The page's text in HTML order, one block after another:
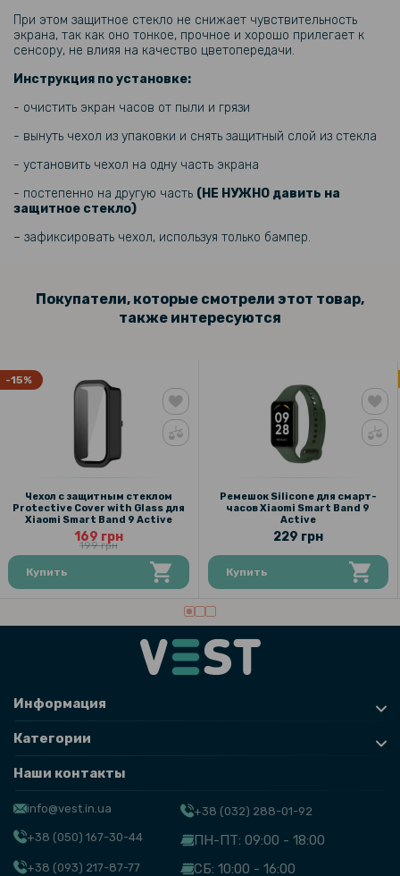
При этом защитное стекло не снижает чувствительность
экрана, так как оно тонкое, прочное и хорошо прилегает к
сенсору, не влияя на качество цветопередачи.
Инструкция по установке:
- очистить экран часов от пыли и грязи
- вынуть чехол из упаковки и снять защитный слой из стекла
- установить чехол на одну часть экрана
- постепенно на другую часть (НЕ НУЖНО давить на
защитное стекло)
– зафиксировать чехол, используя только бампер.
Покупатели, которые смотрели этот товар,
также интересуются
-15%
Чехол с защитным стеклом
Protective Cover with Glass для
Xiaomi Smart Band 9 Active
169 грн
199 грн
Купить
Ремешок Silicone для смарт-
часов Xiaomi Smart Band 9
Active
229 грн
Купить
Информация
Категории
Наши контакты
info@vest.in.ua
+38 (050) 167-30-44
+38 (093) 217-87-77
+38 (032) 288-01-92
ПН-ПТ: 09:00 - 18:00
СБ: 10:00 - 16:00